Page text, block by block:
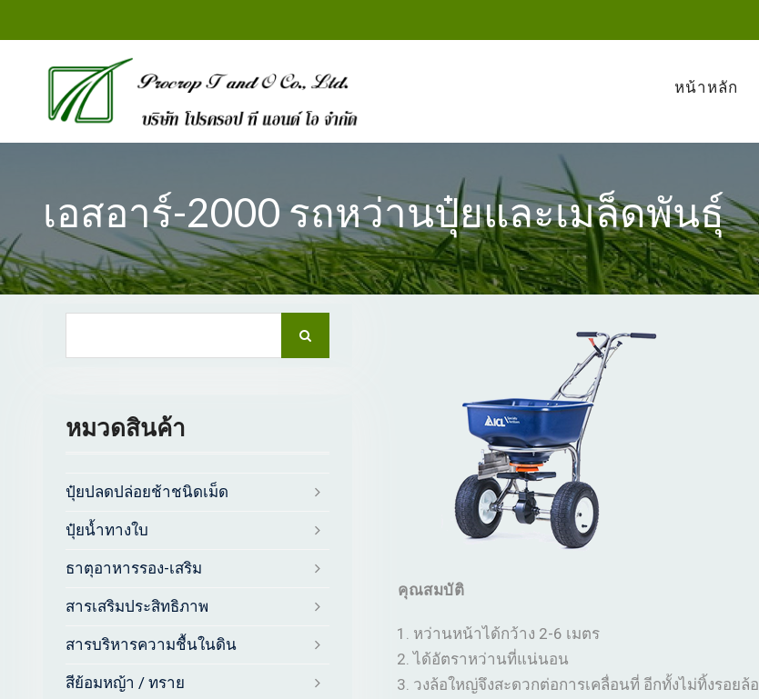
หน้าหลัก
เอสอาร์-2000 รถหว่านปุ๋ยและเมล็ดพันธุ์
คุณสมบัติ
หว่านหน้าได้กว้าง 2-6 เมตร
ได้อัตราหว่านที่แน่นอน
วงล้อใหญ่จึงสะดวกต่อการเคลื่อนที่ อีกทั้งไม่ทิ้งรอยล้อ
หมวดสินค้า
ปุ๋ยปลดปล่อยช้าชนิดเม็ด
ปุ๋ยน้ำทางใบ
ธาตุอาหารรอง-เสริม
สารเสริมประสิทธิภาพ
สารบริหารความชื้นในดิน
สีย้อมหญ้า / ทราย